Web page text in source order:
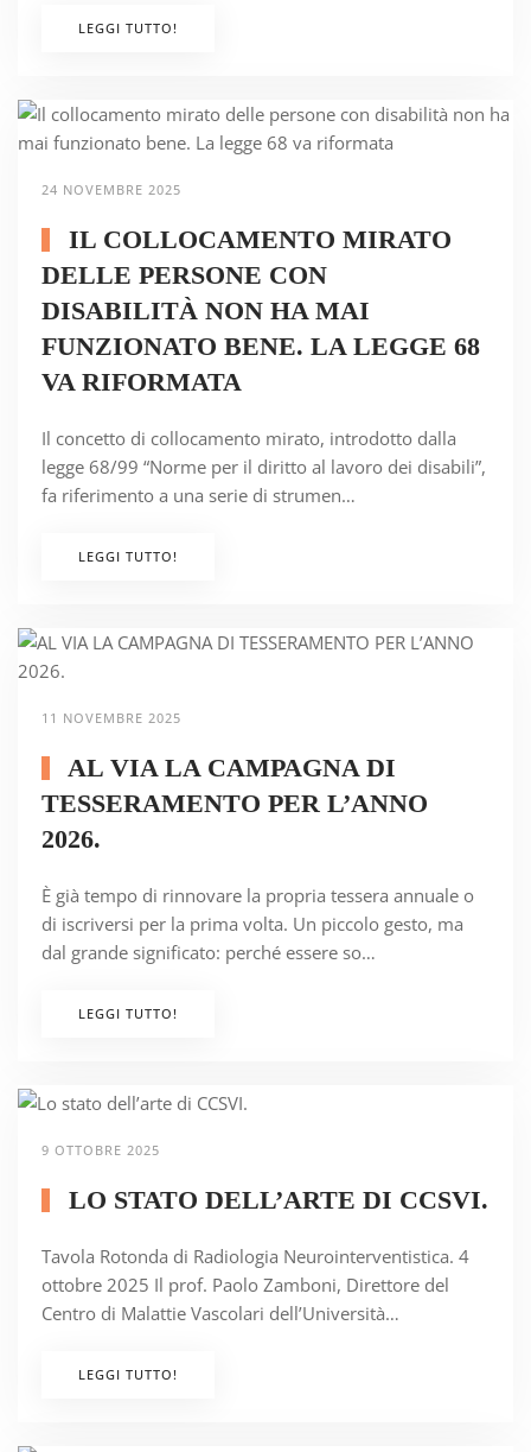
LEGGI TUTTO!
24 NOVEMBRE 2025
IL COLLOCAMENTO MIRATO
DELLE PERSONE CON
DISABILITÀ NON HA MAI
FUNZIONATO BENE. LA LEGGE 68
VA RIFORMATA
Il concetto di collocamento mirato, introdotto dalla
legge 68/99 “Norme per il diritto al lavoro dei disabili”,
fa riferimento a una serie di strumen…
LEGGI TUTTO!
11 NOVEMBRE 2025
AL VIA LA CAMPAGNA DI
TESSERAMENTO PER L’ANNO
2026.
È già tempo di rinnovare la propria tessera annuale o
di iscriversi per la prima volta. Un piccolo gesto, ma
dal grande significato: perché essere so…
LEGGI TUTTO!
9 OTTOBRE 2025
LO STATO DELL’ARTE DI CCSVI.
Tavola Rotonda di Radiologia Neurointerventistica. 4
ottobre 2025 Il prof. Paolo Zamboni, Direttore del
Centro di Malattie Vascolari dell’Università…
LEGGI TUTTO!